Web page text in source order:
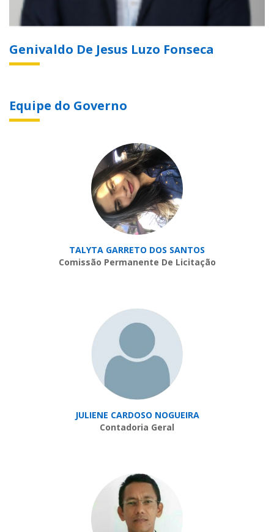
Genivaldo De Jesus Luzo Fonseca
Equipe do Governo
TALYTA GARRETO DOS SANTOS
Comissão Permanente De Licitação
JULIENE CARDOSO NOGUEIRA
Contadoria Geral